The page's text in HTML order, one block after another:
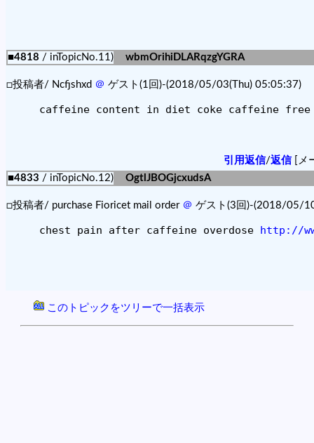
■4818 / inTopicNo.11) wbmOrihiDLARqzgYGRA
□投稿者/ Ncfjshxd ＠ ゲスト(1回)-(2018/05/03(Thu) 05:05:37)
caffeine content in diet coke caffeine free
引用返信/返信[メ
■4833 / inTopicNo.12) OgtlJBOGjcxudsA
□投稿者/ purchase Fioricet mail order ＠ ゲスト(3回)-(2018/05/
chest pain after caffeine overdose http://
このトピックをツリーで一括表示